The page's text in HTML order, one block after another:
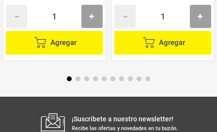
Agregar Agregar
¡Suscribete a nuestro newsletter!
Recibe las ofertas y novedades en tu buzón.